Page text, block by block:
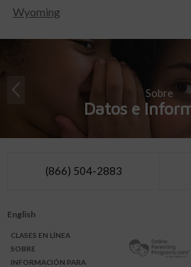
Wyoming
Sobre
Datos e
(866) 504-2883
English
CLASES EN LÍNEA
SOBRE
INFORMACIÓN PARA